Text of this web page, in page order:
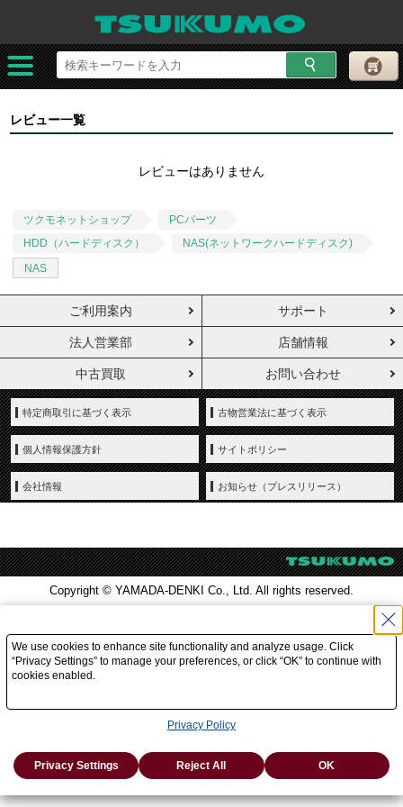
レビュー一覧
レビューはありません
ツクモネットショップ
PCパーツ
HDD（ハードディスク）
NAS(ネットワークハードディスク)
NAS
ご利用案内 サポート
法人営業部 店舗情報
中古買取 お問い合わせ
特定商取引に基づく表示 古物営業法に基づく表示
個人情報保護方針 サイトポリシー
会社情報 お知らせ（プレスリリース）
Copyright © YAMADA-DENKI Co., Ltd. All rights reserved.
We use cookies to enhance site functionality and analyze usage. Click
“Privacy Settings” to manage your preferences, or click “OK” to continue with
cookies enabled.
Privacy Policy
Privacy Settings Reject All OK